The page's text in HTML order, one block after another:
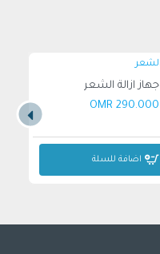
جهاز ازالة الشعر
290.000 OMR
اضافة للسلة